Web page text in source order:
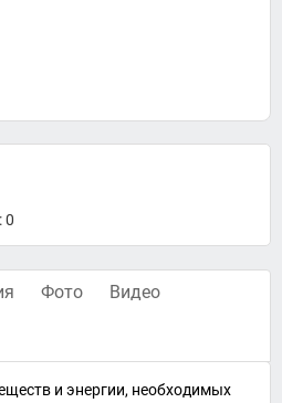
0
Фото Видео
и энергии, необходимых